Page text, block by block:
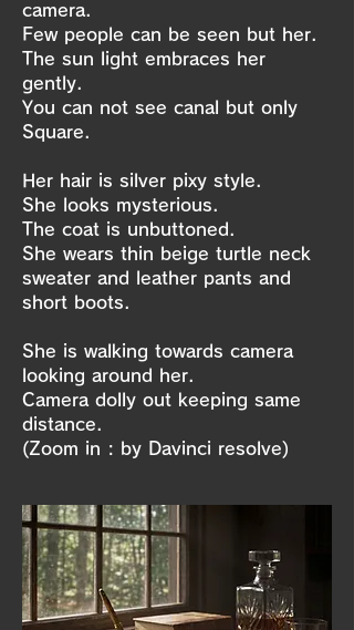
camera.
Few people can be seen but her.
The sun light embraces her
gently.
You can not see canal but only
Square.
Her hair is silver pixy style.
She looks mysterious.
The coat is unbuttoned.
She wears thin beige turtle neck
sweater and leather pants and
short boots.
She is walking towards camera
looking around her.
Camera dolly out keeping same
distance.
(Zoom in : by Davinci resolve)